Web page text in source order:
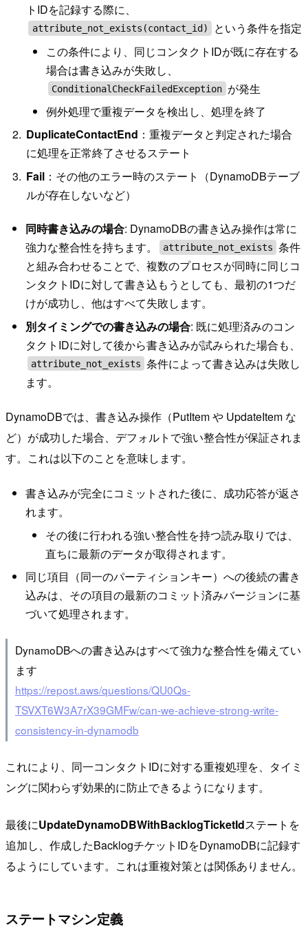
トIDを記録する際に、
attribute_not_exists(contact_id)
という条件を指定
この条件により、同じコンタクトIDが既に存在する
場合は書き込みが失敗し、
ConditionalCheckFailedException が発生
例外処理で重複データを検出し、処理を終了
DuplicateContactEnd ：重複データと判定された場合
に処理を正常終了させるステート
Fail ：その他のエラー時のステート（DynamoDBテーブ
ルが存在しないなど）
同時書き込みの場合: DynamoDBの書き込み操作は常に
強力な整合性を持ちます。
attribute_not_exists 条件
と組み合わせることで、複数のプロセスが同時に同じコ
ンタクトIDに対して書き込もうとしても、最初の1つだ
けが成功し、他はすべて失敗します。
別タイミングでの書き込みの場合: 既に処理済みのコン
タクトIDに対して後から書き込みが試みられた場合も、
attribute_not_exists 条件によって書き込みは失敗し
ます。
DynamoDBでは、書き込み操作（PutItem や UpdateItem な
ど）が成功した場合、デフォルトで強い整合性が保証されま
す。これは以下のことを意味します。
書き込みが完全にコミットされた後に、成功応答が返さ
れます。
その後に行われる強い整合性を持つ読み取りでは、
直ちに最新のデータが取得されます。
同じ項目（同一のパーティションキー）への後続の書き
込みは、その項目の最新のコミット済みバージョンに基
づいて処理されます。
DynamoDBへの書き込みはすべて強力な整合性を備えてい
ます
https://repost.aws/questions/QU0Qs-
TSVXT6W3A7rX39GMFw/can-we-achieve-strong-write-
consistency-in-dynamodb
これにより、同一コンタクトIDに対する重複処理を、タイミ
ングに関わらず効果的に防止できるようになります。
最後にUpdateDynamoDBWithBacklogTicketIdステートを
追加し、作成したBacklogチケットIDをDynamoDBに記録す
るようにしています。これは重複対策とは関係ありません。
ステートマシン定義